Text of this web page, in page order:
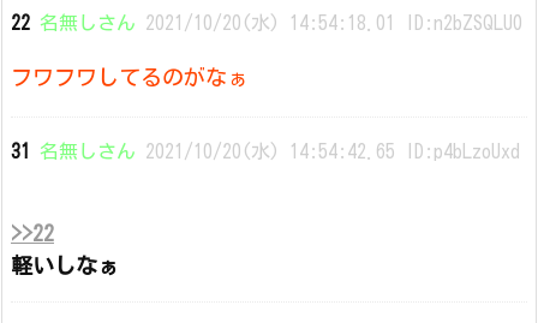
22 名無しさん 2021/10/20(水) 14:54:18.01 ID:n2bZSQLU0
フワフワしてるのがなぁ
31 名無しさん 2021/10/20(水) 14:54:42.65 ID:p4bLzoUxd
>>22
軽いしなぁ